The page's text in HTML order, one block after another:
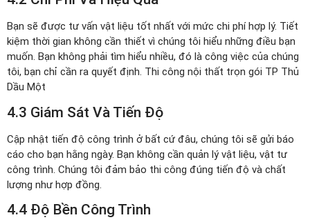
Bạn sẽ được tư vấn vật liệu tốt nhất với mức chi phí hợp lý. Tiết
kiệm thời gian không cần thiết vì chúng tôi hiểu những điều bạn
muốn. Bạn không phải tìm hiểu nhiều, đó là công việc của chúng
tôi, bạn chỉ cần ra quyết định. Thi công nội thất trọn gói TP Thủ
Dầu Một
4.3 Giám Sát Và Tiến Độ
Cập nhật tiến độ công trình ở bất cứ đâu, chúng tôi sẽ gửi báo
cáo cho bạn hằng ngày. Bạn không cần quản lý vật liệu, vật tư
công trình. Chúng tôi đảm bảo thi công đúng tiến độ và chất
lượng như hợp đồng.
4.4 Độ Bền Công Trình